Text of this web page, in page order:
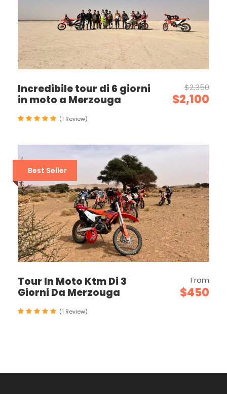
Incredibile tour di 6 giorni
in moto a Merzouga
$2,350
$2,100
(1 Review)
Best Seller
Tour In Moto Ktm Di 3
Giorni Da Merzouga
From
$450
(1 Review)